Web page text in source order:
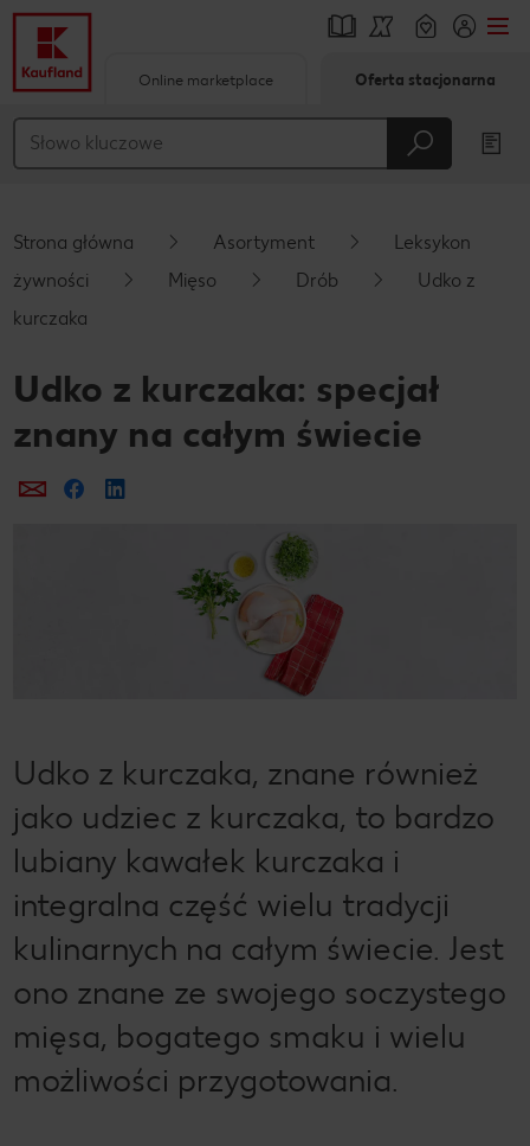
Główna treść
Pływający pasek boczny
Online marketplace Oferta stacjonarna
Strona główna Asortyment
Leksykon
żywności
Mięso Drób
Udko z
kurczaka
Udko z kurczaka: specjał
znany na całym świecie
Prześlij e-mailem
Udostępnij na Facebooku
Udko z kurczaka, znane również
jako udziec z kurczaka, to bardzo
lubiany kawałek kurczaka i
integralna część wielu tradycji
kulinarnych na całym świecie. Jest
ono znane ze swojego soczystego
mięsa, bogatego smaku i wielu
możliwości przygotowania.